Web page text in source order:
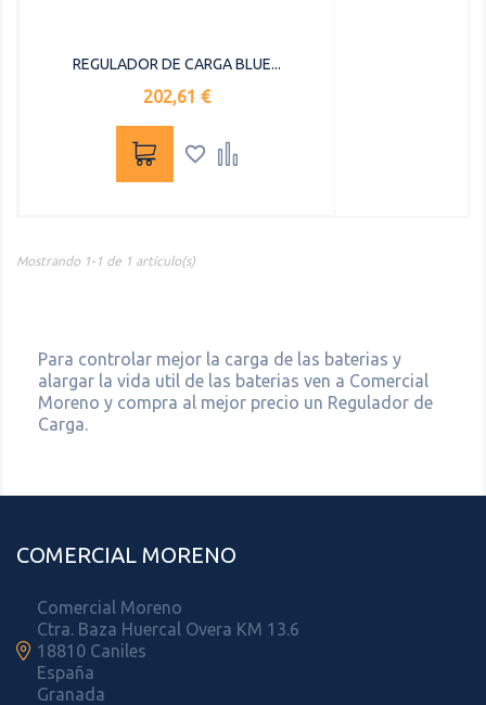
REGULADOR DE CARGA BLUE...
Precio
202,61 €
 
Mostrando 1-1 de 1 artículo(s)
Para controlar mejor la carga de las baterias y
alargar la vida util de las baterias ven a Comercial
Moreno y compra al mejor precio un Regulador de
Carga.
COMERCIAL MORENO

Comercial Moreno
Ctra. Baza Huercal Overa KM 13.6
18810 Caniles
España
Granada